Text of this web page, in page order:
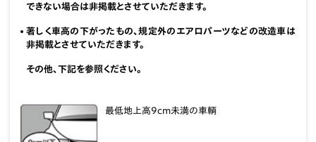
できない場合は非掲載とさせていただきます。
著しく車高の下がったもの、規定外のエアロパーツなどの改造車は
非掲載とさせていただきます。
その他、下記を参照ください。
最低地上高9cm未満の車輌